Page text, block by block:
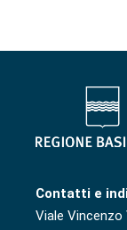
Contatti e
Viale